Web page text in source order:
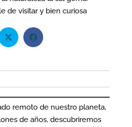
de visitar y bien curiosa
remoto de nuestro planeta,
de años, descubriremos